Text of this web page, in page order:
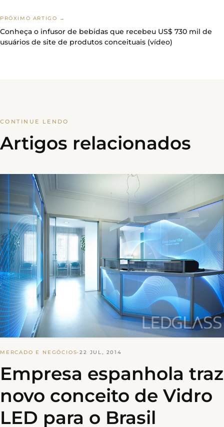
PRÓXIMO ARTIGO →
Conheça o infusor de bebidas que recebeu US$ 730 mil de
usuários de site de produtos conceituais (vídeo)
CONTINUE LENDO
Artigos relacionados
MERCADO E NEGÓCIOS·22 JUL, 2014
Empresa espanhola traz
novo conceito de Vidro
LED para o Brasil